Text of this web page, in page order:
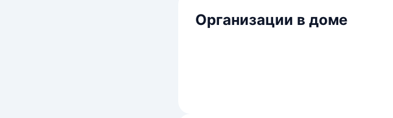
Организации в доме